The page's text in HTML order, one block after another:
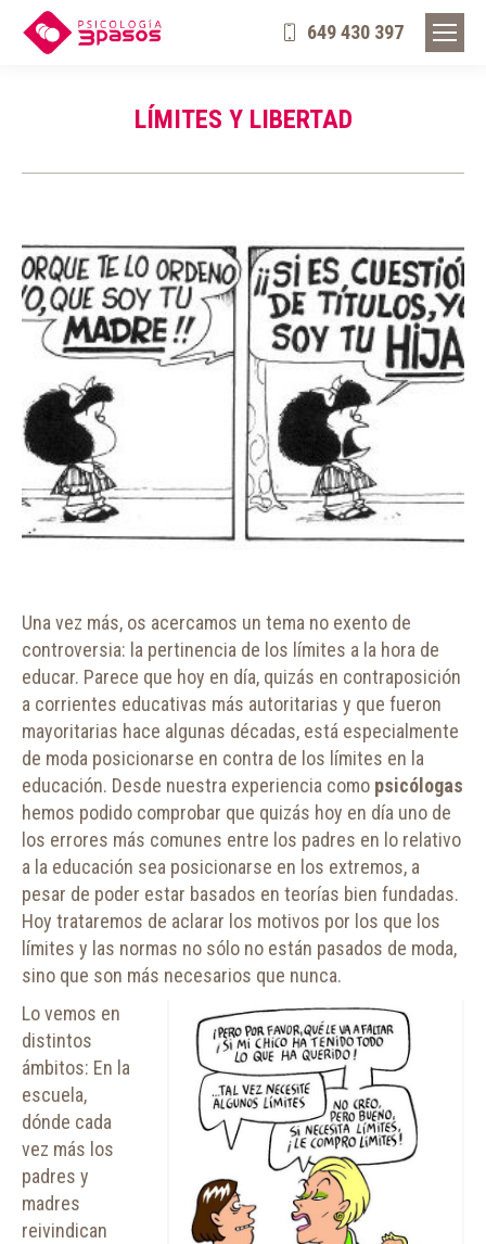
649 430 397
LÍMITES Y LIBERTAD
Una vez más, os acercamos un tema no exento de
controversia: la pertinencia de los límites a la hora de
educar. Parece que hoy en día, quizás en contraposición
a corrientes educativas más autoritarias y que fueron
mayoritarias hace algunas décadas, está especialmente
de moda posicionarse en contra de los límites en la
educación. Desde nuestra experiencia como psicólogas
hemos podido comprobar que quizás hoy en día uno de
los errores más comunes entre los padres en lo relativo
a la educación sea posicionarse en los extremos, a
pesar de poder estar basados en teorías bien fundadas.
Hoy trataremos de aclarar los motivos por los que los
límites y las normas no sólo no están pasados de moda,
sino que son más necesarios que nunca.
Lo vemos en
distintos
ámbitos: En la
escuela,
dónde cada
vez más los
padres y
madres
reivindican